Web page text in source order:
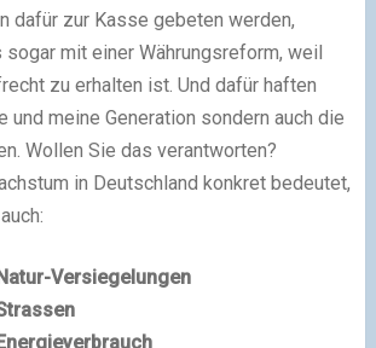
dafür zur Kasse gebeten werden,
mit einer Währungsreform, weil
zu erhalten ist. Und dafür haften
und meine Generation sondern auch die
Wollen Sie das verantworten?
in Deutschland konkret bedeutet,
Versiegelungen